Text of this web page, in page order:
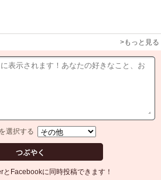
>もっと見る
選択する
とFacebookに同時投稿できます！